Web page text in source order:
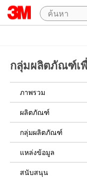
กลุ่มผลิตภัณฑ์เ
ภาพรวม
ผลิตภัณฑ์
กลุ่มผลิตภัณฑ์
แหล่งข้อมูล
สนับสนุน